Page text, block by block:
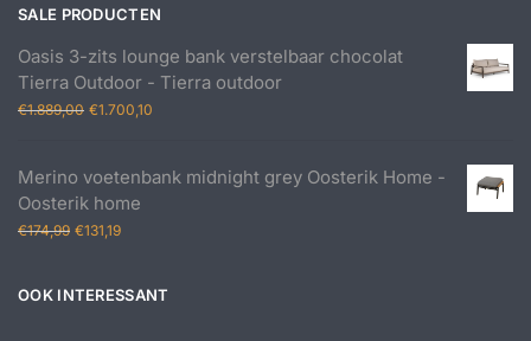
SALE PRODUCTEN
Oasis 3-zits lounge bank verstelbaar chocolat
Tierra Outdoor - Tierra outdoor
€1.889,00 Oorspronkelijke
€1.889,00.
€1.700,10
€1.700,10.
Merino voetenbank midnight grey Oosterik Home -
Oosterik home
€174,99 Oorspronkelijke
€174,99.
€131,19Huidige
€131,19.
OOK INTERESSANT